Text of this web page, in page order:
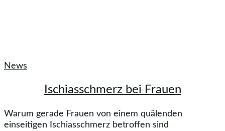
News
Ischiasschmerz bei Frauen
Warum gerade Frauen von einem quälenden
einseitigen Ischiasschmerz betroffen sind